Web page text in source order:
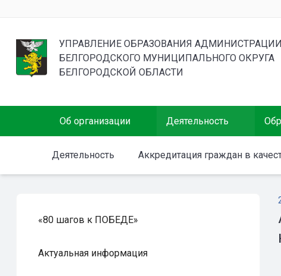
УПРАВЛЕНИЕ ОБРАЗОВАНИЯ АДМИНИСТРАЦИИ
БЕЛГОРОДСКОГО МУНИЦИПАЛЬНОГО ОКРУГА
БЕЛГОРОДСКОЙ ОБЛАСТИ
Об организации Деятельность
Деятельность Аккредитация граждан в
«80 шагов к ПОБЕДЕ»
Актуальная информация